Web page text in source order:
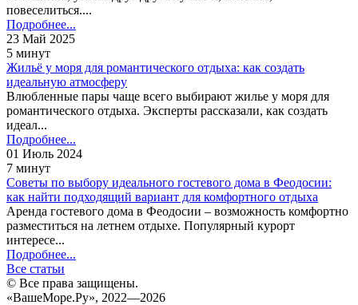
повеселиться....
Подробнее...
23 Май 2025
5 минут
Жильё у моря для романтического отдыха: как создать
идеальную атмосферу
Влюбленные пары чаще всего выбирают жилье у моря для
романтического отдыха. Эксперты рассказали, как создать
идеал...
Подробнее...
01 Июль 2024
7 минут
Советы по выбору идеального гостевого дома в Феодосии:
как найти подходящий вариант для комфортного отдыха
Аренда гостевого дома в Феодосии – возможность комфортно
разместиться на летнем отдыхе. Популярный курорт
интересе...
Подробнее...
Все статьи
© Все права защищены.
«ВашеМоре.Ру», 2022—2026